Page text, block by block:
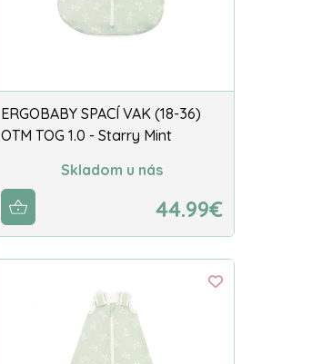
ERGOBABY SPACÍ VAK (18-36)
OTM TOG 1.0 - Starry Mint
Skladom u nás
44.99€